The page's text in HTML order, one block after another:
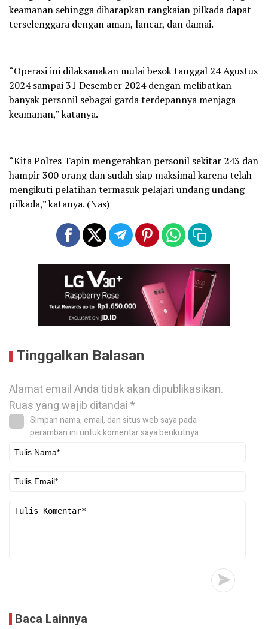
keamanan sehingga diharapkan rangkaian pilkada dapat
terselenggara dengan aman, lancar, dan damai.
“Operasi ini dilaksanakan mulai besok tanggal 24 Agustus
2024 sampai 31 Desember 2024 dengan melibatkan
banyak personil sebagai garda terdepannya menjaga
keamanan,” katanya.
“Kita Polres Tapin mengerahkan personil sekitar 243 dan
hampir 300 orang dan sudah siap maksimal karena telah
mengikuti pelatihan termasuk pelajari undang undang
pilkada,” katanya. (Nas)
Tinggalkan Balasan
Alamat email Anda tidak akan dipublikasikan.
Ruas yang wajib ditandai*
Simpan nama, email, dan situs web saya pada
peramban ini untuk komentar saya berikutnya.
Baca Lainnya